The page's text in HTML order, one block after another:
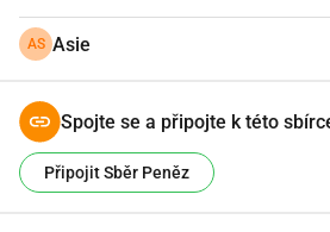
AS Asie
Spojte se a připojte k této
Připojit Sběr Peněz